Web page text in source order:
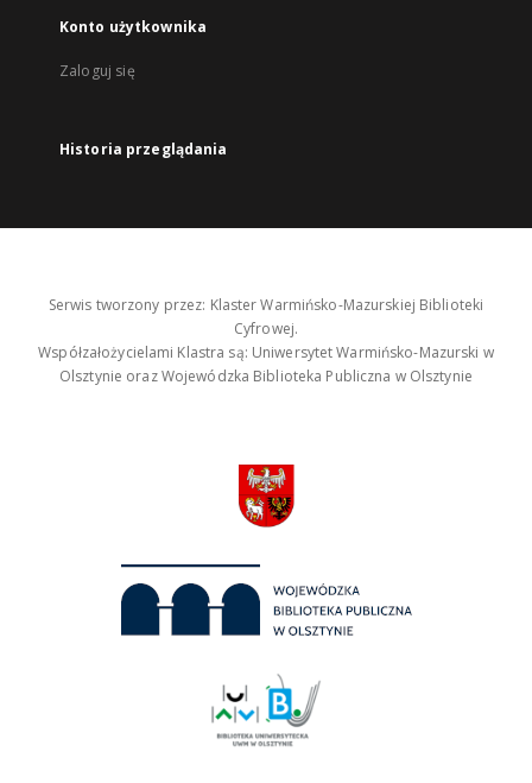
Konto użytkownika
Zaloguj się
Historia przeglądania
Serwis tworzony przez: Klaster Warmińsko-Mazurskiej Biblioteki
Cyfrowej.
Współzałożycielami Klastra są: Uniwersytet Warmińsko-Mazurski w
Olsztynie oraz Wojewódzka Biblioteka Publiczna w Olsztynie